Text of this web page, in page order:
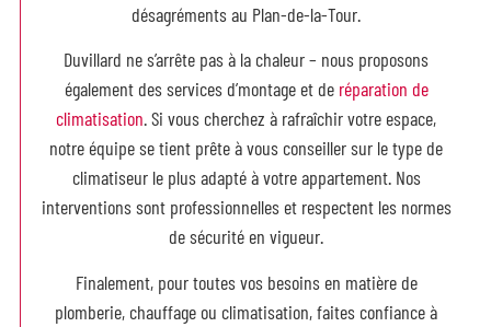
désagréments au Plan-de-la-Tour.
Duvillard ne s’arrête pas à la chaleur – nous proposons
également des services d’montage et de réparation de
climatisation. Si vous cherchez à rafraîchir votre espace,
notre équipe se tient prête à vous conseiller sur le type de
climatiseur le plus adapté à votre appartement. Nos
interventions sont professionnelles et respectent les normes
de sécurité en vigueur.
Finalement, pour toutes vos besoins en matière de
plomberie, chauffage ou climatisation, faites confiance à